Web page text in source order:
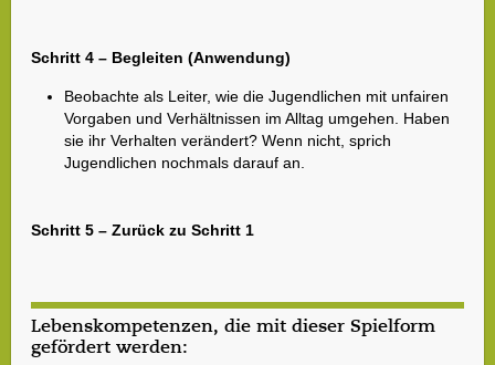
Schritt 4 – Begleiten (Anwendung)
Beobachte als Leiter, wie die Jugendlichen mit unfairen
Vorgaben und Verhältnissen im Alltag umgehen. Haben
sie ihr Verhalten verändert? Wenn nicht, sprich
Jugendlichen nochmals darauf an.
Schritt 5 – Zurück zu Schritt 1
Lebenskompetenzen, die mit dieser Spielform
gefördert werden: